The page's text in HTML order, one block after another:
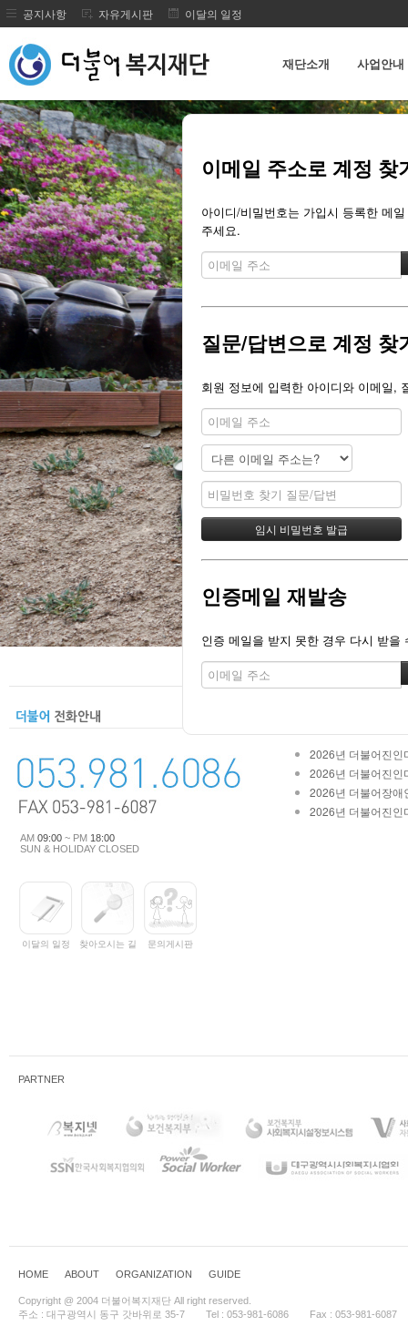
메뉴 건너뛰기
공지사항 자유게시판 이달의 일정
재단소개 사업안내
이메일 주소로 계정 찾
아이디/비밀번호는 가입시 등록한 메
주세요.
질문/답변으로 계정 찾
회원 정보에 입력한 아이디와 이메일,
인증메일 재발송
인증 메일을 받지 못한 경우 다시 받을
AM 09:00 ~ PM 18:00
SUN & HOLIDAY CLOSED
이달의 일정 찾아오시는 길 문의게시판
2026년 더불어진인
2026년 더불어진인
2026년 더불어장애
2026년 더불어진인
PARTNER
HOME ABOUT ORGANIZATION GUIDE
Copyright @ 2004 더불어복지재단 All right reserved.
주소 : 대구광역시 동구 갓바위로 35-7
Tel : 053-981-6086 Fax : 053-981-6087